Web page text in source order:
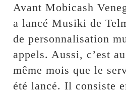
Avant Mobicash
a lancé Musiki de
de personnalisation
appels. Aussi, c’est
même mois que le
été lancé. Il consiste